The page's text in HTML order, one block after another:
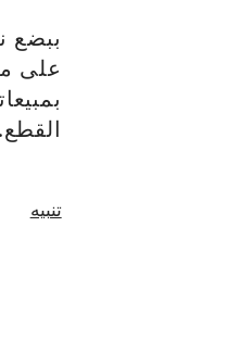
ببضع
على
القطع.
نافذة
تنبيه